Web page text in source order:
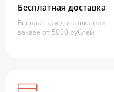
Бесплатная доставка
Бесплатная доставка при
заказе от 5000 рублей